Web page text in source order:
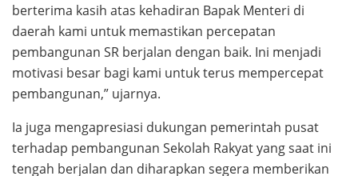
berterima kasih atas kehadiran Bapak Menteri di
daerah kami untuk memastikan percepatan
pembangunan SR berjalan dengan baik. Ini menjadi
motivasi besar bagi kami untuk terus mempercepat
pembangunan,” ujarnya.
Ia juga mengapresiasi dukungan pemerintah pusat
terhadap pembangunan Sekolah Rakyat yang saat ini
tengah berjalan dan diharapkan segera memberikan